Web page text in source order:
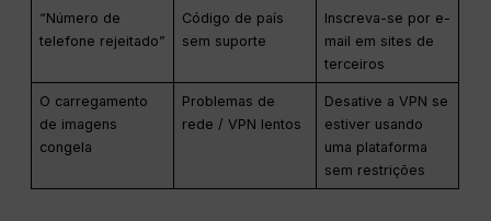
“Número de
telefone rejeitado”
Código de país
sem suporte
Inscreva-se por e-
mail em sites de
terceiros
O carregamento
de imagens
congela
Problemas de
rede / VPN lentos
Desative a VPN se
estiver usando
uma plataforma
sem restrições